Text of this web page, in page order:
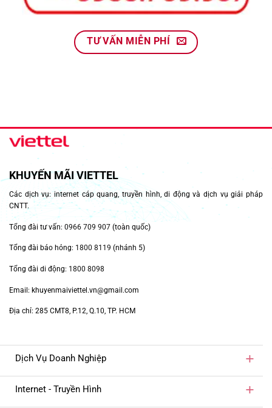
TƯ VẤN MIỄN PHÍ
KHUYẾN MÃI VIETTEL
Các dịch vụ: internet cáp quang, truyền hình, di động và dịch vụ giải pháp
CNTT.
Tổng đài tư vấn: 0966 709 907 (toàn quốc)
Tổng đài báo hỏng: 1800 8119 (nhánh 5)
Tổng đài di động: 1800 8098
Email: khuyenmaiviettel.vn@gmail.com
Địa chỉ: 285 CMT8, P.12, Q.10, TP. HCM
Dịch Vụ Doanh Nghiệp
Internet - Truyền Hình